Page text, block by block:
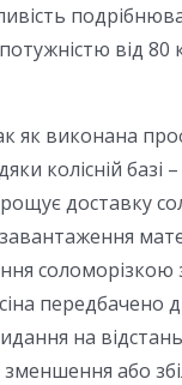
від 80
виконана
колісній
доставку
на
або